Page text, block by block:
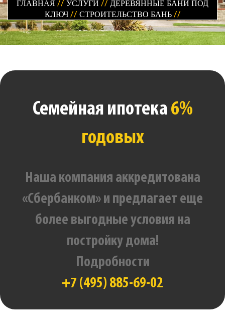
ГЛАВНАЯ// УСЛУГИ // ДЕРЕВЯННЫЕ БАНИ ПОД
КЛЮЧ // СТРОИТЕЛЬСТВО БАНЬ //
Семейная ипотека 6%
годовых
Наша компания аккредитована
«Сбербанком» и предлагает еще
более выгодные условия на
постройку дома!
Подробности
+7 (495) 885-69-02